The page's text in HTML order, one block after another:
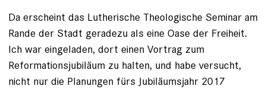
Da erscheint das Lutherische Theo­logische Seminar am
Rande der Stadt geradezu als eine Oase der Freiheit.
Ich war eingeladen, dort einen Vortrag zum
Reformationsjubiläum zu halten, und habe versucht,
nicht nur die Planungen fürs Jubiläumsjahr 2017